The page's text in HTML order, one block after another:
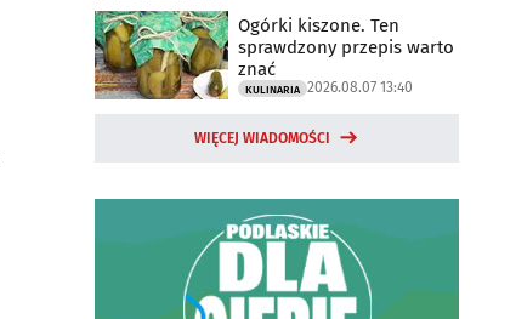
Ogórki kiszone. Ten
sprawdzony przepis warto
znać
KULINARIA 2026.08.07 13:40
WIĘCEJ WIADOMOŚCI